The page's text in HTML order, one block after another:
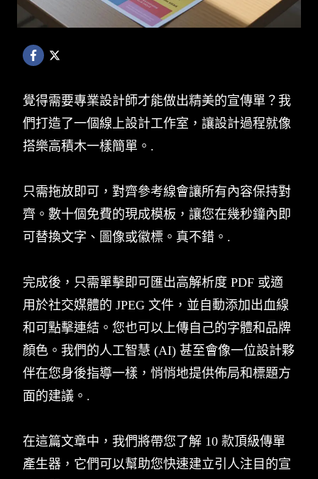
覺得需要專業設計師才能做出精美的宣傳單？我
們打造了一個線上設計工作室，讓設計過程就像
搭樂高積木一樣簡單。.
只需拖放即可，對齊參考線會讓所有內容保持對
齊。數十個免費的現成模板，讓您在幾秒鐘內即
可替換文字、圖像或徽標。真不錯。.
完成後，只需單擊即可匯出高解析度 PDF 或適
用於社交媒體的 JPEG 文件，並自動添加出血線
和可點擊連結。您也可以上傳自己的字體和品牌
顏色。我們的人工智慧 (AI) 甚至會像一位設計夥
伴在您身後指導一樣，悄悄地提供佈局和標題方
面的建議。.
在這篇文章中，我們將帶您了解 10 款頂級傳單
產生器，它們可以幫助您快速建立引人注目的宣